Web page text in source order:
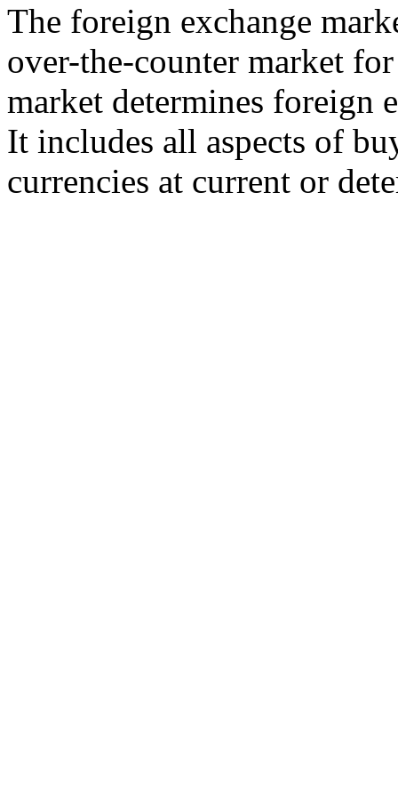
The foreign exchange
over-the-counter market
market determines foreign
It includes all aspects of
currencies at current or